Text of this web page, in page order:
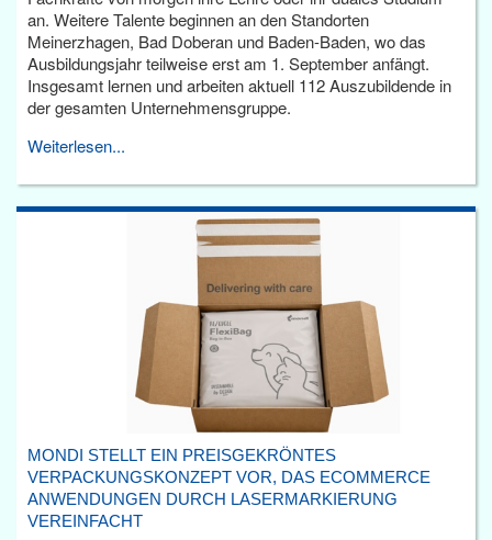
an. Weitere Talente beginnen an den Standorten
Meinerzhagen, Bad Doberan und Baden-Baden, wo das
Ausbildungsjahr teilweise erst am 1. September anfängt.
Insgesamt lernen und arbeiten aktuell 112 Auszubildende in
der gesamten Unternehmensgruppe.
Weiterlesen...
MONDI STELLT EIN PREISGEKRÖNTES
VERPACKUNGSKONZEPT VOR, DAS ECOMMERCE
ANWENDUNGEN DURCH LASERMARKIERUNG
VEREINFACHT